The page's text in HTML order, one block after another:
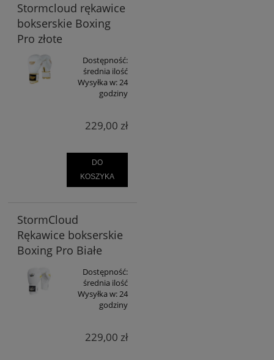
Stormcloud rękawice
bokserskie Boxing
Pro złote
Dostępność:
średnia ilość
Wysyłka w:24
godziny
229,00 zł
DO
KOSZYKA
StormCloud
Rękawice bokserskie
Boxing Pro Białe
Dostępność:
średnia ilość
Wysyłka w:24
godziny
229,00 zł